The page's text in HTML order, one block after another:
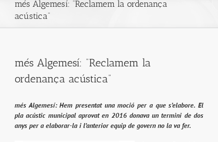
més Algemesí: “Reclamem la ordenança
acústica”
més Algemesí: “Reclamem la
ordenança acústica”
més Algemesí: Hem presentat una moció per a que s’elabore. El
pla acústic municipal aprovat en 2016 donava un termini de dos
anys per a elaborar-la i l’anterior equip de govern no la va fer.